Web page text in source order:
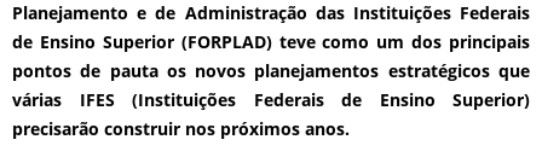
Planejamento e de Administração das Instituições Federais
de Ensino Superior (FORPLAD) teve como um dos principais
pontos de pauta os novos planejamentos estratégicos que
várias IFES (Instituições Federais de Ensino Superior)
precisarão construir nos próximos anos.